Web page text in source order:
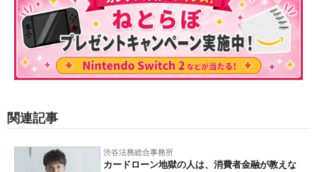
関連記事
渋谷法務総合事務所
カードローン地獄の人は、消費者金融が教えな